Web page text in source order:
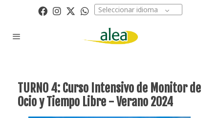
Seleccionar idioma
TURNO 4: Curso Intensivo de Monitor de
Ocio y Tiempo Libre - Verano 2024